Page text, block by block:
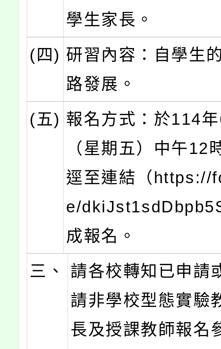
學生家長。
(四) 研習內容：自學生
路發展。
(五) 報名方式：於114
（星期五）中午12
逕至連結（https://
e/
成報名。
三、
請各校轉知已申請
請非學校型態實驗
長及授課教師報名